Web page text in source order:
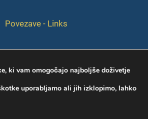
Povezave - Links
IMPRESSUM
ki vam omogočajo najboljše doživetje
uporabljamo ali jih izklopimo, lahko